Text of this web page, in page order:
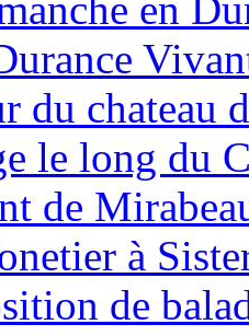
en
du chateau
le long du
de
à
de